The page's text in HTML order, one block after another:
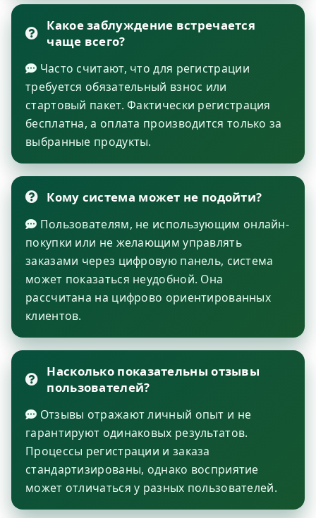
Какое заблуждение встречается
чаще всего?
Часто считают, что для регистрации
требуется обязательный взнос или
стартовый пакет. Фактически регистрация
бесплатна, а оплата производится только за
выбранные продукты.
Кому система может не подойти?
Пользователям, не использующим онлайн-
покупки или не желающим управлять
заказами через цифровую панель, система
может показаться неудобной. Она
рассчитана на цифрово ориентированных
клиентов.
Насколько показательны отзывы
пользователей?
Отзывы отражают личный опыт и не
гарантируют одинаковых результатов.
Процессы регистрации и заказа
стандартизированы, однако восприятие
может отличаться у разных пользователей.